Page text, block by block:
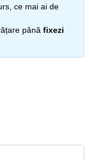
ce mai ai de
până fixezi